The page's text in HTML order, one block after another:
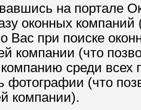
на портале
оконных компаний
при поиске
компании (что
среди всех
фотографии (что
компании).